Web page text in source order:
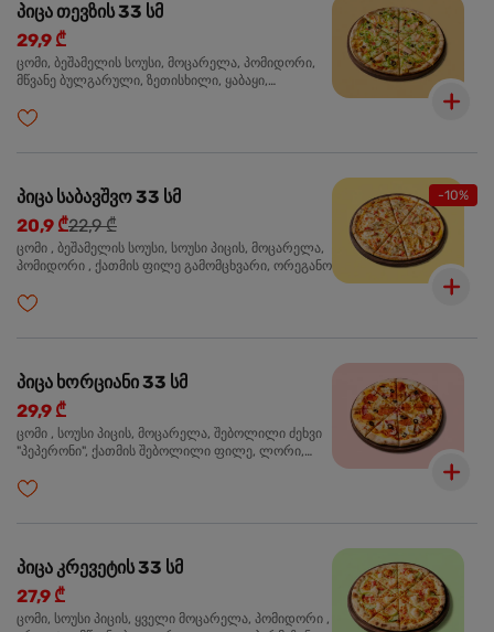
პიცა თევზის 33 სმ
29,9 ₾
ცომი, ბეშამელის სოუსი, მოცარელა, პომიდორი,
მწვანე ბულგარული, ზეთისხილი, ყაბაყი,
ორეგანო
-10%
პიცა საბავშვო 33 სმ
20,9 ₾22,9 ₾
ცომი , ბეშამელის სოუსი, სოუსი პიცის, მოცარელა,
პომიდორი , ქათმის ფილე გამომცხვარი, ორეგანო
პიცა ხორციანი 33 სმ
29,9 ₾
ცომი , სოუსი პიცის, მოცარელა, შებოლილი ძეხვი
"პეპერონი", ქათმის შებოლილი ფილე, ლორი,
პიცა კრევეტის 33 სმ
27,9 ₾
ცომი, სოუსი პიცის, ყველი მოცარელა, პომიდორი ,